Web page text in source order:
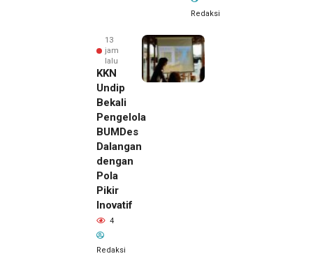
Redaksi
13
jam
lalu
KKN
Undip
Bekali
Pengelola
BUMDes
Dalangan
dengan
Pola
Pikir
Inovatif
4
Redaksi
Pemilik
Royal
Phone